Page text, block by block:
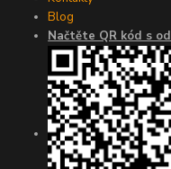
Blog
Načtěte QR kód s